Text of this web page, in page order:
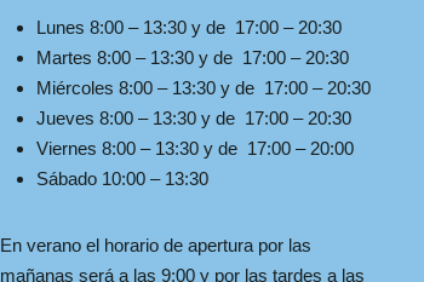
Lunes 8:00 – 13:30 y de 17:00 – 20:30
Martes 8:00 – 13:30 y de 17:00 – 20:30
Miércoles 8:00 – 13:30 y de 17:00 – 20:30
Jueves 8:00 – 13:30 y de 17:00 – 20:30
Viernes 8:00 – 13:30 y de 17:00 – 20:00
Sábado 10:00 – 13:30
En verano el horario de apertura por las
mañanas será a las 9:00 y por las tardes a las